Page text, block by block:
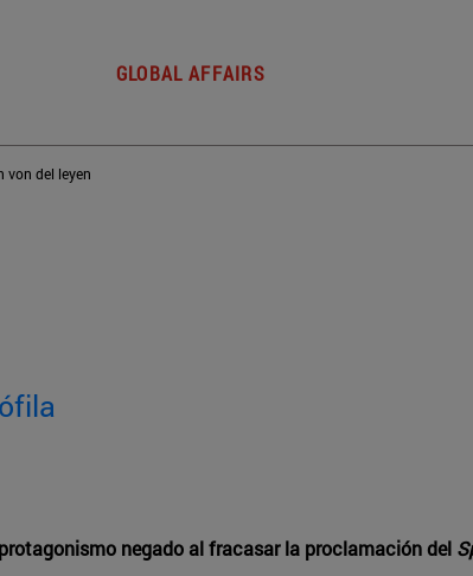
GLOBAL AFFAIRS
von del leyen
negado al fracasar la proclamación del